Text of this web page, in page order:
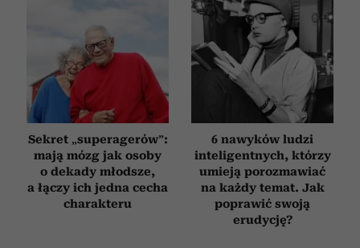
społecznościowym, reklamowym i analitycznym.
Partnerzy mogą połączyć te informacje z innymi danymi
otrzymanymi od Ciebie lub uzyskanymi podczas
korzystania z ich usług.
Sekret „superagerów”:
mają mózg jak osoby
o dekady młodsze,
a łączy ich jedna cecha
charakteru
6 nawyków ludzi
inteligentnych, którzy
umieją porozmawiać
na każdy temat. Jak
poprawić swoją
erudycję?